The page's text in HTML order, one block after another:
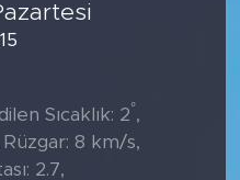
Sıcaklık: 2°,
Rüzgar: 8 km/s,
2.7,